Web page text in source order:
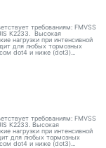
требованиям: FMVSS
K2233. Высокая
нагрузки при интенсивной
для любых тормозных
dot4 и ниже (dot3)...
требованиям: FMVSS
K2233. Высокая
нагрузки при интенсивной
для любых тормозных
dot4 и ниже (dot3)...